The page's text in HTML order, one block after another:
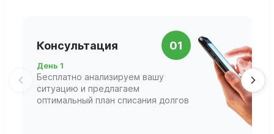
Консультация 01
День 1
Бесплатно анализируем вашу
ситуацию и предлагаем
оптимальный план списания долгов